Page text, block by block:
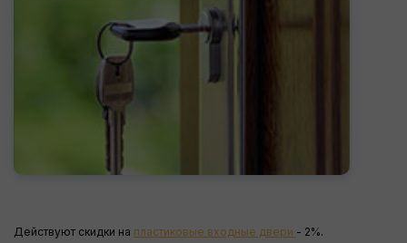
Действуют скидки на пластиковые входные двери - 2%.